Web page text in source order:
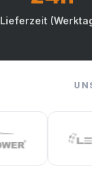
Lieferzeit